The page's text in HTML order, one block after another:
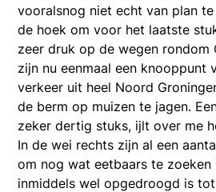
vooralsnog niet echt van plan
de hoek om voor het laatste
zeer druk op de wegen rondom
zijn nu eenmaal een knooppunt
verkeer uit heel Noord
de berm op muizen te jagen.
zeker dertig stuks, ijlt over me
In de wei rechts zijn al een
om nog wat eetbaars te
inmiddels wel opgedroogd is